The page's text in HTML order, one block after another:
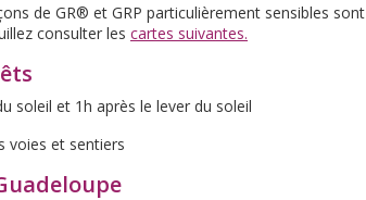
de GR® et GRP particulièrement sensibles
consulter les cartes suivantes.
soleil et 1h après le lever du soleil
voies et sentiers